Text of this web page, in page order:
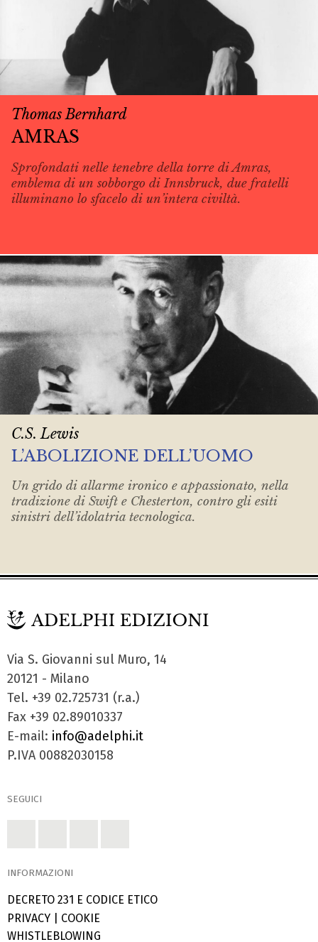
Thomas Bernhard
AMRAS
Sprofondati nelle tenebre della torre di Amras,
emblema di un sobborgo di Innsbruck, due fratelli
illuminano lo sfacelo di un’intera civiltà.
C.S. Lewis
L’ABOLIZIONE DELL’UOMO
Un grido di allarme ironico e appassionato, nella
tradizione di Swift e Chesterton, contro gli esiti
sinistri dell’idolatria tecnologica.
Via S. Giovanni sul Muro, 14
20121 - Milano
Tel. +39 02.725731 (r.a.)
Fax +39 02.89010337
E-mail: info@adelphi.it
P.IVA 00882030158
SEGUICI
INFORMAZIONI
DECRETO 231 E CODICE ETICO
PRIVACY
COOKIE
WHISTLEBLOWING